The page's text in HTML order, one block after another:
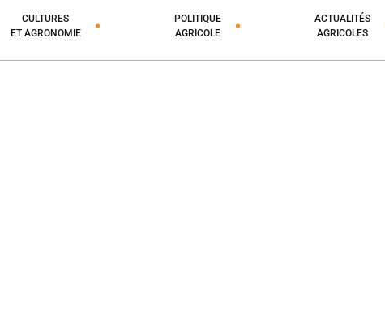
CULTURES
ET AGRONOMIE
POLITIQUE
AGRICOLE
ACTUALITÉS
AGRICOLES